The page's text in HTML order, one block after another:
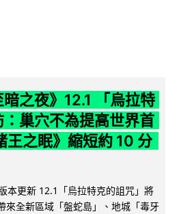
暗之夜》12.1 「烏拉特
巢穴不為提高世界首
王之眠》縮短約 10 分
本更新 12.1「烏拉特克的詛咒」將
來全新區域「盤蛇島」、地城「毒牙